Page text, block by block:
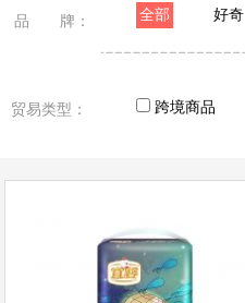
品 牌： 全部 好奇
贸易类型： 跨境商品